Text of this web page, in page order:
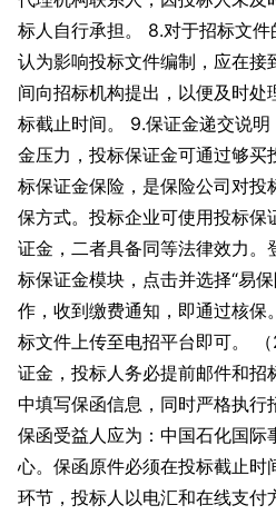
标人自行承担。 8.对于招标文
认为影响投标文件编制，应在接
间向招标机构提出，以便及时处
标截止时间。 9.保证金递交说
金压力，投标保证金可通过够买
标保证金保险，是保险公司对投
保方式。投标企业可使用投标保
证金，二者具备同等法律效力。
标保证金模块，点击并选择“易
作，收到缴费通知，即通过核保
标文件上传至电招平台即可。
证金，投标人务必提前邮件和招
中填写保函信息，同时严格执行
保函受益人应为：中国石化国际
心。保函原件必须在投标截止
环节，投标人以电汇和在线支付